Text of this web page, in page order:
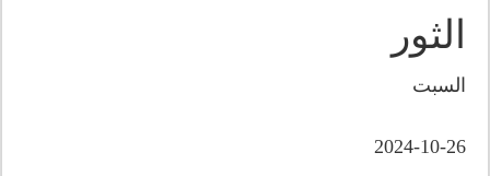
الثور
السبت
2024-10-26